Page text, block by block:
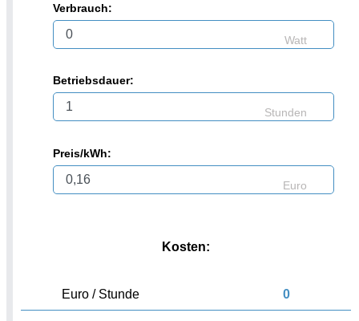
Verbrauch:
Watt
Betriebsdauer:
Stunden
Preis/kWh:
Euro
Kosten:
Euro / Stunde 0